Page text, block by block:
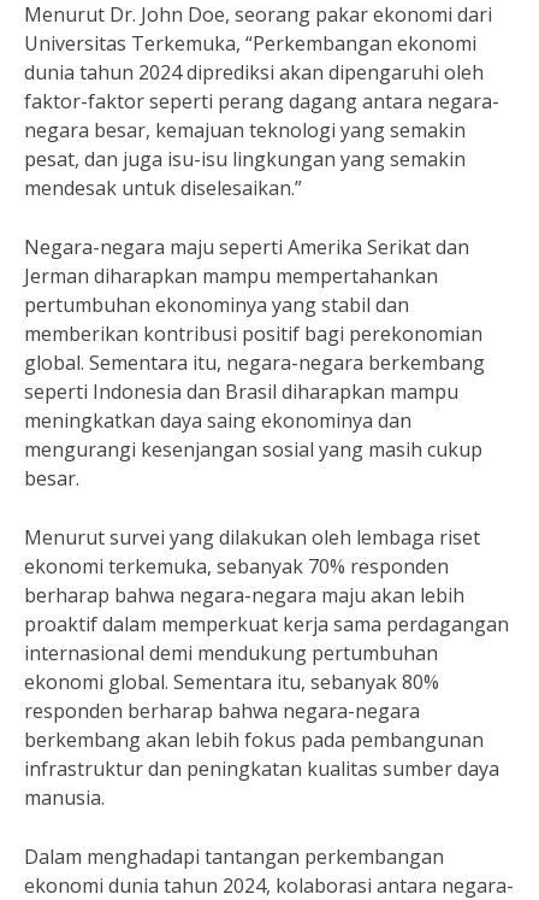
Menurut Dr. John Doe, seorang pakar ekonomi dari
Universitas Terkemuka, “Perkembangan ekonomi
dunia tahun 2024 diprediksi akan dipengaruhi oleh
faktor-faktor seperti perang dagang antara negara-
negara besar, kemajuan teknologi yang semakin
pesat, dan juga isu-isu lingkungan yang semakin
mendesak untuk diselesaikan.”
Negara-negara maju seperti Amerika Serikat dan
Jerman diharapkan mampu mempertahankan
pertumbuhan ekonominya yang stabil dan
memberikan kontribusi positif bagi perekonomian
global. Sementara itu, negara-negara berkembang
seperti Indonesia dan Brasil diharapkan mampu
meningkatkan daya saing ekonominya dan
mengurangi kesenjangan sosial yang masih cukup
besar.
Menurut survei yang dilakukan oleh lembaga riset
ekonomi terkemuka, sebanyak 70% responden
berharap bahwa negara-negara maju akan lebih
proaktif dalam memperkuat kerja sama perdagangan
internasional demi mendukung pertumbuhan
ekonomi global. Sementara itu, sebanyak 80%
responden berharap bahwa negara-negara
berkembang akan lebih fokus pada pembangunan
infrastruktur dan peningkatan kualitas sumber daya
manusia.
Dalam menghadapi tantangan perkembangan
ekonomi dunia tahun 2024, kolaborasi antara negara-